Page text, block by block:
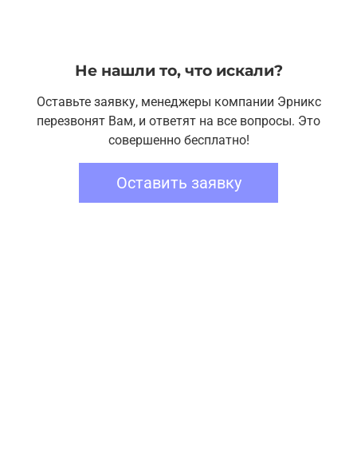
Не нашли то, что искали?
Оставьте заявку, менеджеры компании Эрникс
перезвонят Вам, и ответят на все вопросы. Это
совершенно бесплатно!
Оставить заявку